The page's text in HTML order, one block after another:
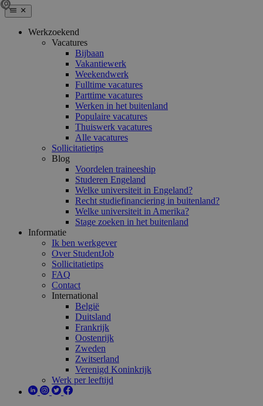
Werkzoekend
Vacatures
Bijbaan
Vakantiewerk
Weekendwerk
Fulltime vacatures
Parttime vacatures
Werken in het buitenland
Populaire vacatures
Thuiswerk vacatures
Alle vacatures
Sollicitatietips
Blog
Voordelen traineeship
Studeren Engeland
Welke universiteit in Engeland?
Recht studiefinanciering in buitenland?
Welke universiteit in Amerika?
Stage zoeken in het buitenland
Informatie
Ik ben werkgever
Over StudentJob
Sollicitatietips
FAQ
Contact
International
België
Duitsland
Frankrijk
Oostenrijk
Zweden
Zwitserland
Verenigd Koninkrijk
Werk per leeftijd